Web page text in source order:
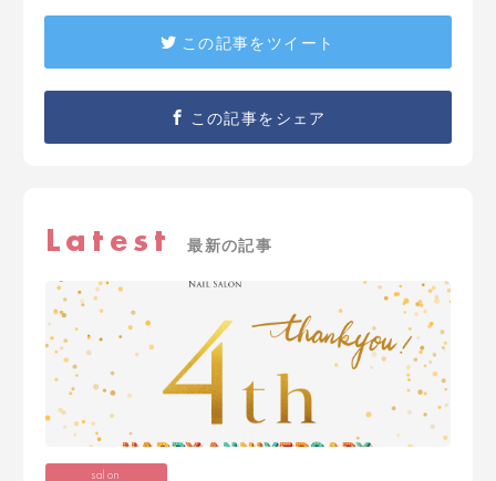
この記事をツイート
この記事をシェア
Latest 最新の記事
salon